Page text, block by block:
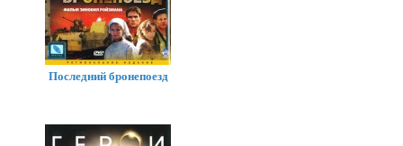
Последний бронепоезд